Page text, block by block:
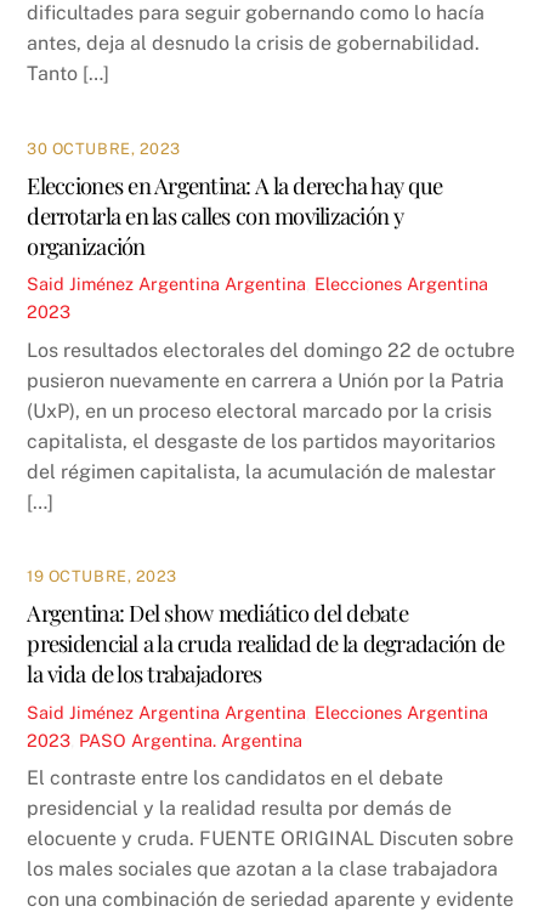
dificultades para seguir gobernando como lo hacía
antes, deja al desnudo la crisis de gobernabilidad.
Tanto […]
30 OCTUBRE, 2023
Elecciones en Argentina: A la derecha hay que
derrotarla en las calles con movilización y
organización
Said Jiménez Argentina Argentina Elecciones Argentina
2023
Los resultados electorales del domingo 22 de octubre
pusieron nuevamente en carrera a Unión por la Patria
(UxP), en un proceso electoral marcado por la crisis
capitalista, el desgaste de los partidos mayoritarios
del régimen capitalista, la acumulación de malestar
[…]
19 OCTUBRE, 2023
Argentina: Del show mediático del debate
presidencial a la cruda realidad de la degradación de
la vida de los trabajadores
Said Jiménez Argentina Argentina Elecciones Argentina
2023 PASO Argentina. Argentina
El contraste entre los candidatos en el debate
presidencial y la realidad resulta por demás de
elocuente y cruda. FUENTE ORIGINAL Discuten sobre
los males sociales que azotan a la clase trabajadora
con una combinación de seriedad aparente y evidente